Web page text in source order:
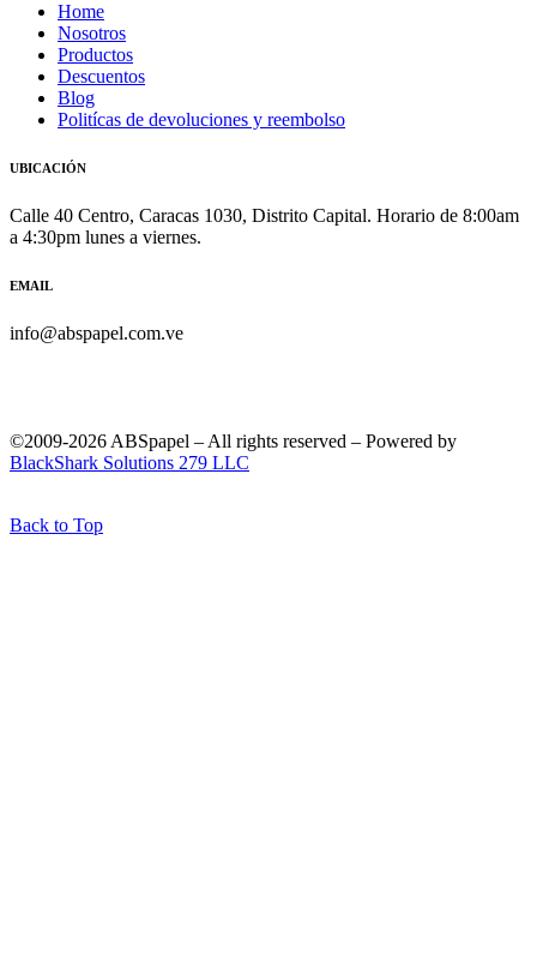
Home
Nosotros
Productos
Descuentos
Blog
Politícas de devoluciones y reembolso
UBICACIÓN
Calle 40 Centro, Caracas 1030, Distrito Capital. Horario de 8:00am
a 4:30pm lunes a viernes.
EMAIL
info@abspapel.com.ve
©2009-2026 ABSpapel – All rights reserved – Powered by
BlackShark Solutions 279 LLC
Back to Top